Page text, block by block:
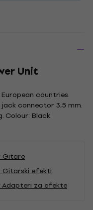
Unit
countries.
jack connector 3,5 mm.
Colour: Black.
Gitare
Gitarski efekti
Adapteri za efekte